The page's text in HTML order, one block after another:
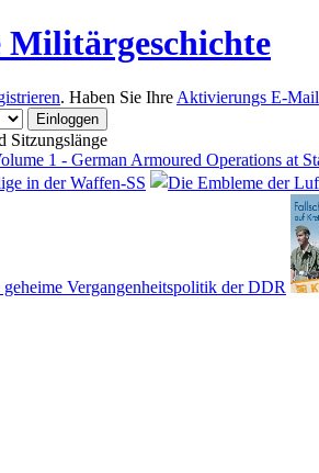
. Haben Sie Ihre Aktivierungs E-Mail
Sitzungslänge